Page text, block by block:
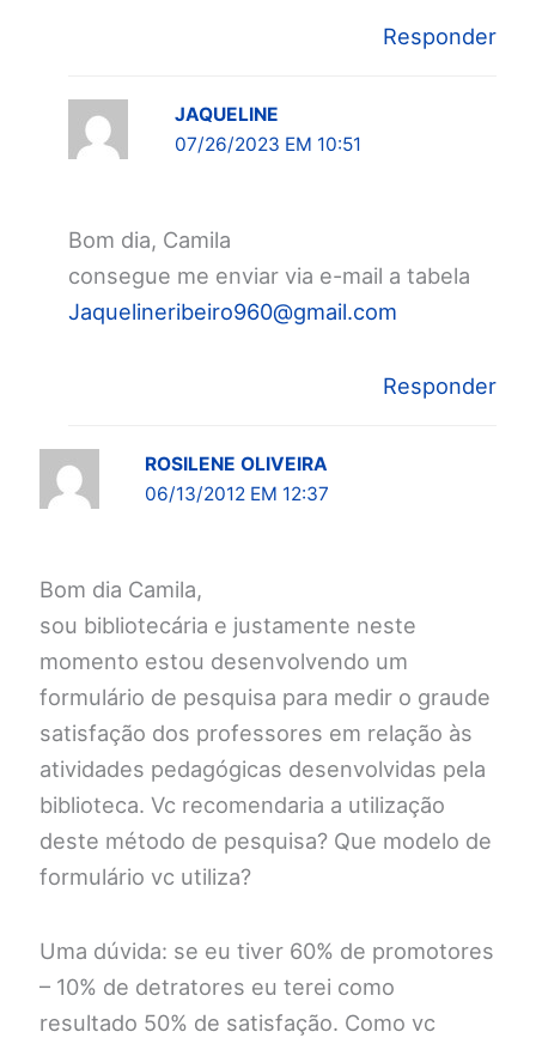
Responder
JAQUELINE
07/26/2023 EM 10:51
Bom dia, Camila
consegue me enviar via e-mail a tabela
Jaquelineribeiro960@gmail.com
Responder
ROSILENE OLIVEIRA
06/13/2012 EM 12:37
Bom dia Camila,
sou bibliotecária e justamente neste
momento estou desenvolvendo um
formulário de pesquisa para medir o graude
satisfação dos professores em relação às
atividades pedagógicas desenvolvidas pela
biblioteca. Vc recomendaria a utilização
deste método de pesquisa? Que modelo de
formulário vc utiliza?
Uma dúvida: se eu tiver 60% de promotores
– 10% de detratores eu terei como
resultado 50% de satisfação. Como vc